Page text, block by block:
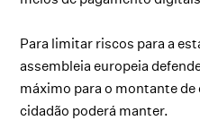
Para limitar riscos para a
assembleia europeia
máximo para o montante
cidadão poderá manter.